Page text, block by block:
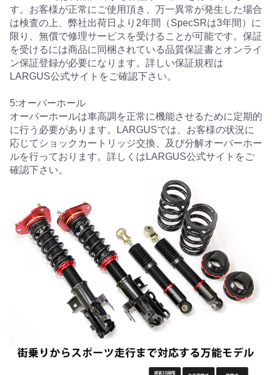
す。お客様が正常にご使用頂き、万一異常が発生した場合
は検査の上、弊社出荷日より2年間（SpecSRは3年間）に
限り、無償で修理サービスを受けることが可能です。保証
を受けるには商品に同梱されている品質保証書とオンライ
ン保証登録が必要になります。詳しい保証規程は
LARGUS公式サイトをご確認下さい。
5:オーバーホール
オーバーホールは車高調を正常に機能させるために定期的
に行う必要があります。LARGUSでは、お客様の状況に
応じてショックカートリッジ交換、及び分解オーバーホー
ルを行っております。詳しくはLARGUS公式サイトをご
確認下さい。